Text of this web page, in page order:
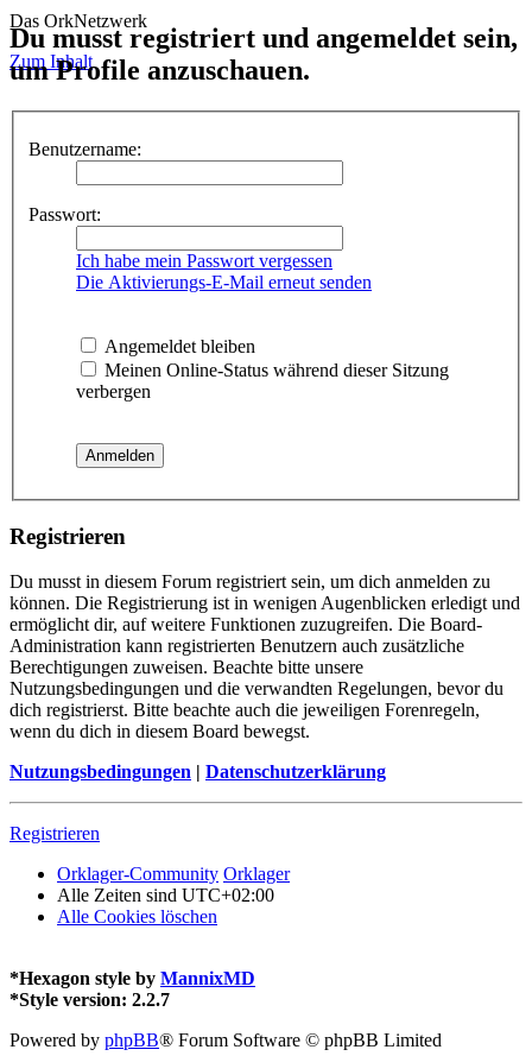
Das OrkNetzwerk
Zum Inhalt
Du musst registriert und angemeldet sein,
um Profile anzuschauen.
Benutzername:
Passwort:
Ich habe mein Passwort vergessen
Die Aktivierungs-E-Mail erneut senden
Angemeldet bleiben
Meinen Online-Status während dieser Sitzung
verbergen
Registrieren
Du musst in diesem Forum registriert sein, um dich anmelden zu
können. Die Registrierung ist in wenigen Augenblicken erledigt und
ermöglicht dir, auf weitere Funktionen zuzugreifen. Die Board-
Administration kann registrierten Benutzern auch zusätzliche
Berechtigungen zuweisen. Beachte bitte unsere
Nutzungsbedingungen und die verwandten Regelungen, bevor du
dich registrierst. Bitte beachte auch die jeweiligen Forenregeln,
wenn du dich in diesem Board bewegst.
Nutzungsbedingungen | Datenschutzerklärung
Registrieren
Orklager-Community Orklager
Alle Zeiten sind UTC+02:00
Alle Cookies löschen
*Hexagon style by MannixMD
*Style version: 2.2.7
Powered by phpBB® Forum Software © phpBB Limited